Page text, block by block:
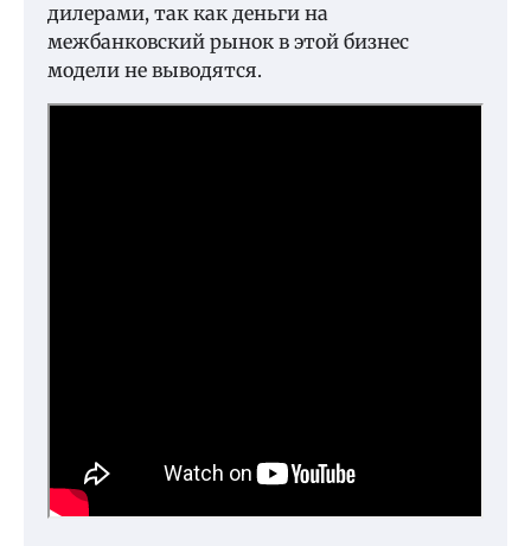
дилерами, так как деньги на
межбанковский рынок в этой бизнес
модели не выводятся.